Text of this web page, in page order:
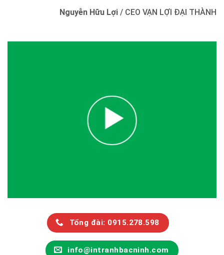
Nguyễn Hữu Lợi / CEO VẠN LỢI ĐẠI THÀNH
Tổng đài: 0915.278.598
info@intranhbacninh.com